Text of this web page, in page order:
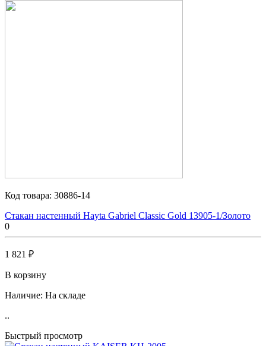
Код товара: 30886-14
Стакан настенный Hayta Gabriel Classic Gold 13905-1/Золото
0
1 821 ₽
В корзину
Наличие: На складе
..
Быстрый просмотр